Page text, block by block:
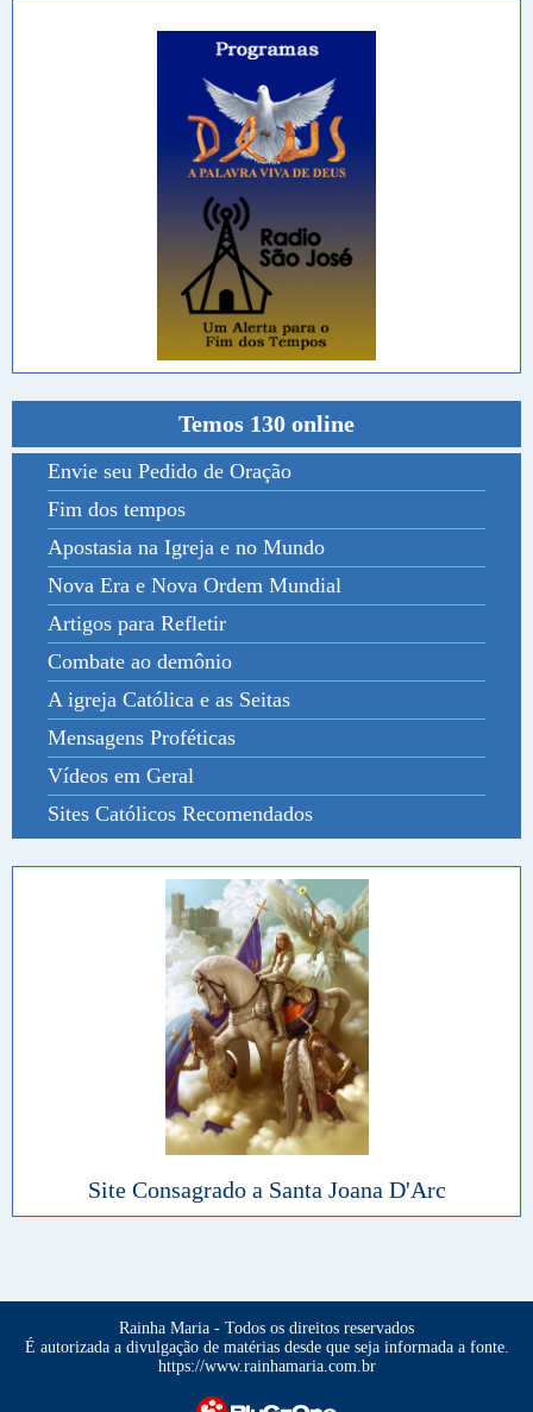
Temos 130 online
Envie seu Pedido de Oração
Fim dos tempos
Apostasia na Igreja e no Mundo
Nova Era e Nova Ordem Mundial
Artigos para Refletir
Combate ao demônio
A igreja Católica e as Seitas
Mensagens Proféticas
Vídeos em Geral
Sites Católicos Recomendados
Site Consagrado a Santa Joana D'Arc
Rainha Maria - Todos os direitos reservados
É autorizada a divulgação de matérias desde que seja informada a fonte.
https://www.rainhamaria.com.br